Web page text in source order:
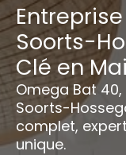
Soorts-
Clé en
Omega Bat
Soorts-
complet,
unique.